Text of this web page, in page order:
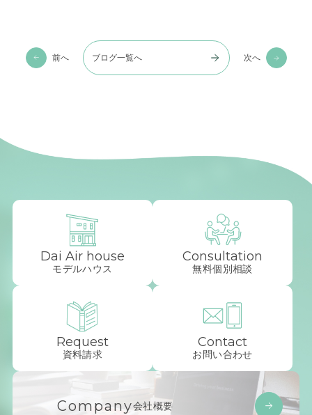
前へ ブログ一覧へ 次へ
Dai Air house
モデルハウス
Consultation
無料個別相談
Request
資料請求
Contact
お問い合わせ
Company会社概要